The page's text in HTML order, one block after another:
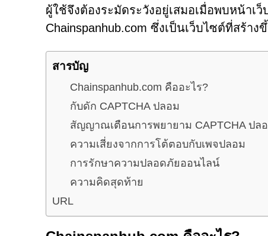
ผู้ใช้จึงต้องระมัดระวังอยู่เสมอเมื่อพบหน้า
Chainspanhub.com ซึ่งเป็นเว็บไซต์ที่สร้
สารบัญ
Chainspanhub.com คืออะไร?
กับดัก CAPTCHA ปลอม
สัญญาณเตือนการพยายาม CAPTCHA ปล
ความเสี่ยงจากการโต้ตอบกับเพจปลอม
การรักษาความปลอดภัยออนไลน์
ความคิดสุดท้าย
URL